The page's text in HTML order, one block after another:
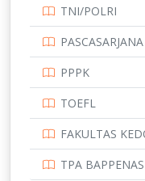
UNIVERSITAS
TNI/POLRI
PPPK
TOEFL
FAKULTAS
TPA